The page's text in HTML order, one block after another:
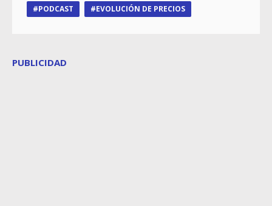
PODCAST
EVOLUCIÓN DE PRECIOS
PUBLICIDAD